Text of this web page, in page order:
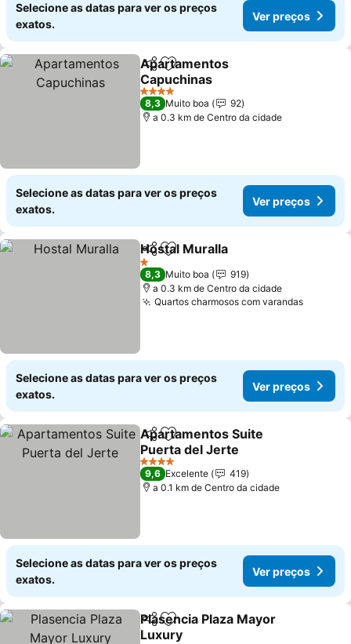
Selecione as datas para ver os preços
exatos.
Ver preços
PartilharAdicionar aos favoritos
Apartamentos
Capuchinas
4 Estrelas
8,3 Muito boa
92
a 0.3 km de Centro da cidade
Selecione as datas para ver os preços
exatos.
Ver preços
PartilharAdicionar aos favoritos
Hostal Muralla
1 Estrelas
8,3 Muito boa
919
a 0.3 km de Centro da cidade
Quartos charmosos com varandas
Selecione as datas para ver os preços
exatos.
Ver preços
PartilharAdicionar aos favoritos
Apartamentos Suite
Puerta del Jerte
4 Estrelas
9,6 Excelente
419
a 0.1 km de Centro da cidade
Selecione as datas para ver os preços
exatos.
Ver preços
PartilharAdicionar aos favoritos
Plasencia Plaza Mayor
Luxury